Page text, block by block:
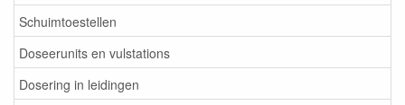
Schuimtoestellen
Doseerunits en vulstations
Dosering in leidingen